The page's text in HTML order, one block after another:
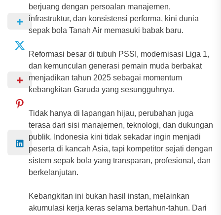
berjuang dengan persoalan manajemen,
infrastruktur, dan konsistensi performa, kini dunia
sepak bola Tanah Air memasuki babak baru.
Reformasi besar di tubuh PSSI, modernisasi Liga 1,
dan kemunculan generasi pemain muda berbakat
menjadikan tahun 2025 sebagai momentum
kebangkitan Garuda yang sesungguhnya.
Tidak hanya di lapangan hijau, perubahan juga
terasa dari sisi manajemen, teknologi, dan dukungan
publik. Indonesia kini tidak sekadar ingin menjadi
peserta di kancah Asia, tapi kompetitor sejati dengan
sistem sepak bola yang transparan, profesional, dan
berkelanjutan.
Kebangkitan ini bukan hasil instan, melainkan
akumulasi kerja keras selama bertahun-tahun. Dari